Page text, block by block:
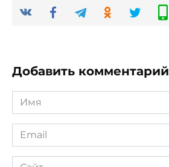
Добавить комментарий
Имя
*
Email
*
Сайт